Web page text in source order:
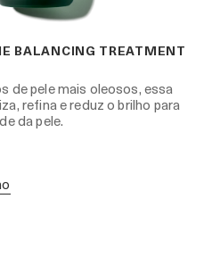
BALANCING TREATMENT
de pele mais oleosos, essa
refina e reduz o brilho para
da pele.